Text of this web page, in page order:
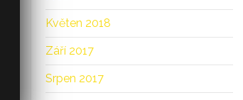
Květen 2018
Září 2017
Srpen 2017